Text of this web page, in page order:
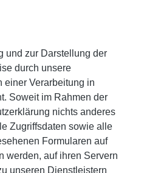
und zur Darstellung der
durch unsere
einer Verarbeitung in
Soweit im Rahmen der
nichts anderes
Zugriffsdaten sowie alle
Formularen auf
werden, auf ihren Servern
unseren Dienstleistern